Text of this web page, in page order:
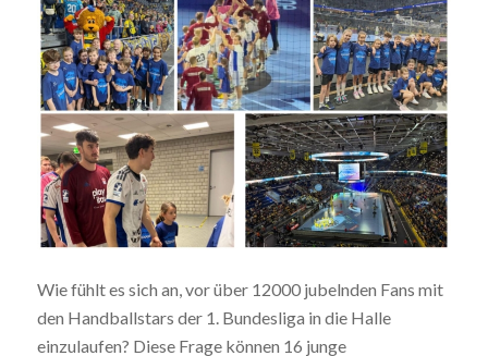
Wie fühlt es sich an, vor über 12000 jubelnden Fans mit
den Handballstars der 1. Bundesliga in die Halle
einzulaufen? Diese Frage können 16 junge